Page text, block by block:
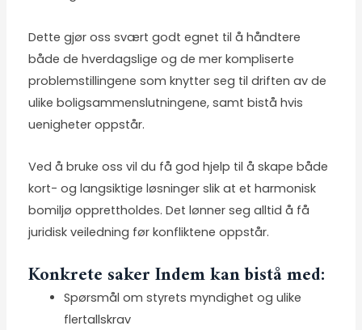
Dette gjør oss svært godt egnet til å håndtere
både de hverdagslige og de mer kompliserte
problemstillingene som knytter seg til driften av de
ulike boligsammenslutningene, samt bistå hvis
uenigheter oppstår.
Ved å bruke oss vil du få god hjelp til å skape både
kort- og langsiktige løsninger slik at et harmonisk
bomiljø opprettholdes. Det lønner seg alltid å få
juridisk veiledning før konfliktene oppstår.
Konkrete saker Indem kan bistå med:
Spørsmål om styrets myndighet og ulike
flertallskrav